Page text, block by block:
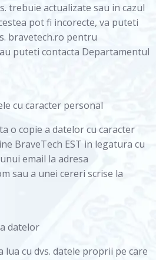
trebuie actualizate sau in cazul
pot fi incorecte, va puteti
bravetech.ro pentru
puteti contacta Departamentul
cu caracter personal
o copie a datelor cu caracter
BraveTech EST in legatura cu
email la adresa
sau a unei cereri scrise la
datelor
lua cu dvs. datele proprii pe care